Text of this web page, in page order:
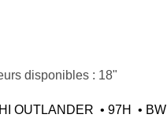
disponibles : 18"
OUTLANDER • 97H • BW